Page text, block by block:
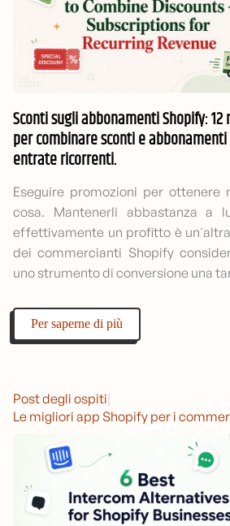
Sconti sugli abbonamenti Shopify:
per combinare sconti e
entrate ricorrenti.
Eseguire promozioni per ottenere
cosa. Mantenerli abbastanza a
effettivamente un profitto è
dei commercianti Shopify
uno strumento di conversione una
Per saperne di più
Post degli ospiti|
Le migliori app Shopify per i